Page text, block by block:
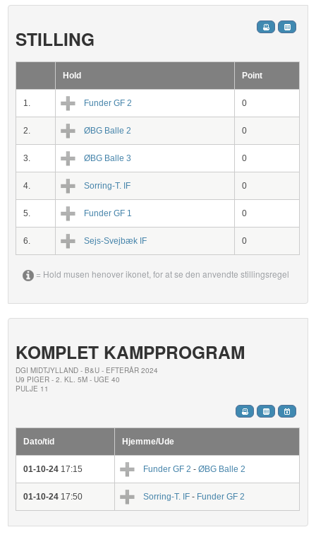
STILLING
Hold Point
1. Funder GF 2 0
2. ØBG Balle 2 0
3. ØBG Balle 3 0
4. Sorring-T. IF 0
5. Funder GF 1 0
6. Sejs-Svejbæk IF 0
= Hold musen henover ikonet, for at se den anvendte stillingsregel
KOMPLET KAMPPROGRAM
DGI MIDTJYLLAND - B&U - EFTERÅR 2024
U9 PIGER - 2. KL. 5M - UGE 40
PULJE 11
Dato/tid Hjemme/Ude
01-10-24 17:15 Funder GF 2 -ØBG Balle 2
01-10-24 17:50 Sorring-T. IF - Funder GF 2